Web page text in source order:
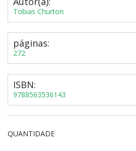
Tobias Churton
páginas:
272
ISBN:
9788563536143
QUANTIDADE